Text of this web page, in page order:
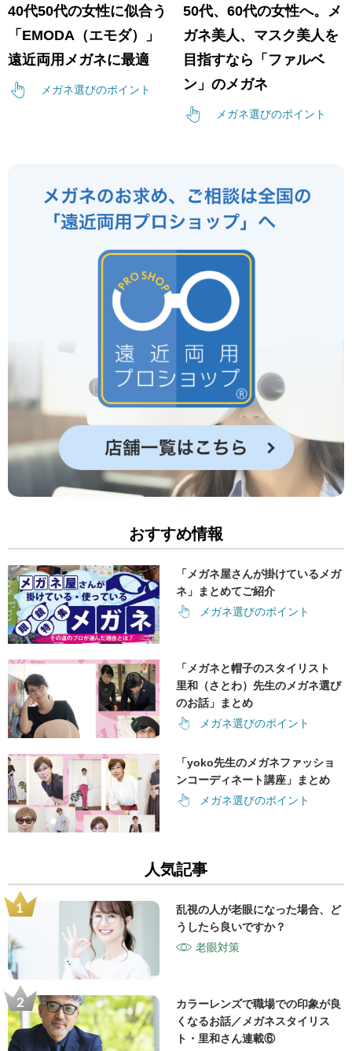
40代50代の女性に似合う
「EMODA（エモダ）」
遠近両用メガネに最適
メガネ選びのポイント
50代、60代の女性へ。メ
ガネ美人、マスク美人を
目指すなら「ファルベ
ン」のメガネ
メガネ選びのポイント
おすすめ情報
「メガネ屋さんが掛けているメガ
ネ」まとめてご紹介
メガネ選びのポイント
「メガネと帽子のスタイリスト
里和（さとわ）先生のメガネ選び
のお話」まとめ
メガネ選びのポイント
「yoko先生のメガネファッショ
ンコーディネート講座」まとめ
メガネ選びのポイント
人気記事
乱視の人が老眼になった場合、ど
うしたら良いですか？
老眼対策
カラーレンズで職場での印象が良
くなるお話／メガネスタイリス
ト・里和さん連載⑥